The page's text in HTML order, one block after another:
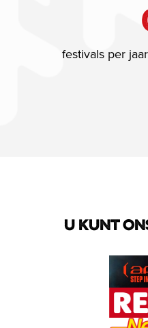
festivals per
U KUNT